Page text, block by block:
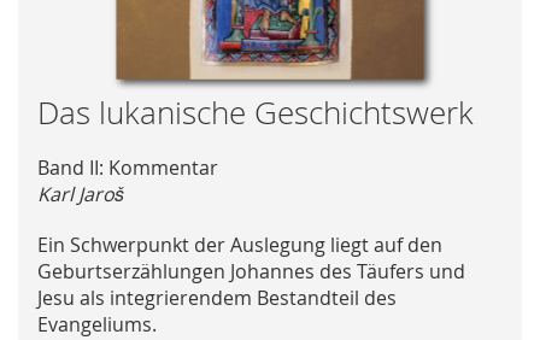
Skip
to
the
beginning
of
the
images
gallery
Das lukanische Geschichtswerk
Band II: Kommentar
Karl Jaroš
Ein Schwerpunkt der Auslegung liegt auf den
Geburtserzählungen Johannes des Täufers und
Jesu als integrierendem Bestandteil des
Evangeliums.